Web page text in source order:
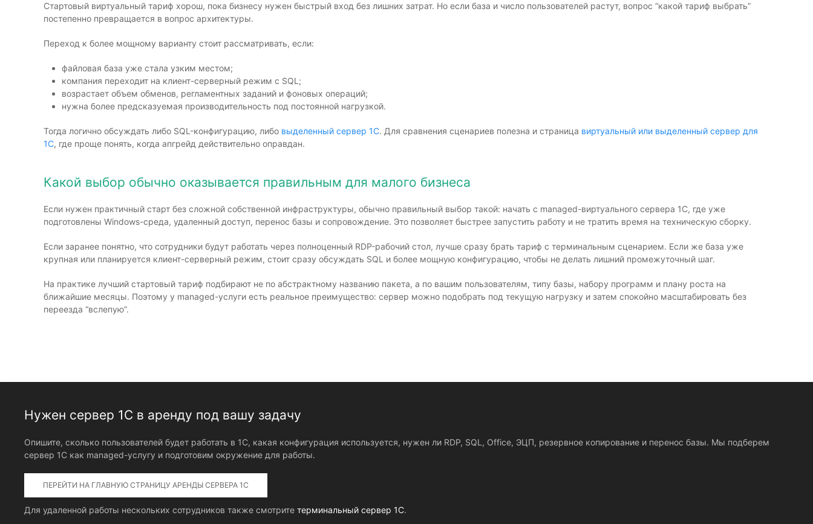
Стартовый виртуальный тариф хорош, пока бизнесу нужен быстрый вход без лишних затрат. Но если база и число пользователей растут, вопрос “какой тариф выбрать”
постепенно превращается в вопрос архитектуры.
Переход к более мощному варианту стоит рассматривать, если:
файловая база уже стала узким местом;
компания переходит на клиент-серверный режим с SQL;
возрастает объем обменов, регламентных заданий и фоновых операций;
нужна более предсказуемая производительность под постоянной нагрузкой.
Тогда логично обсуждать либо SQL-конфигурацию, либо выделенный сервер 1С. Для сравнения сценариев полезна и страница виртуальный или выделенный сервер для
1С, где проще понять, когда апгрейд действительно оправдан.
Какой выбор обычно оказывается правильным для малого бизнеса
Если нужен практичный старт без сложной собственной инфраструктуры, обычно правильный выбор такой: начать с managed-виртуального сервера 1С, где уже
подготовлены Windows-среда, удаленный доступ, перенос базы и сопровождение. Это позволяет быстрее запустить работу и не тратить время на техническую сборку.
Если заранее понятно, что сотрудники будут работать через полноценный RDP-рабочий стол, лучше сразу брать тариф с терминальным сценарием. Если же база уже
крупная или планируется клиент-серверный режим, стоит сразу обсуждать SQL и более мощную конфигурацию, чтобы не делать лишний промежуточный шаг.
На практике лучший стартовый тариф подбирают не по абстрактному названию пакета, а по вашим пользователям, типу базы, набору программ и плану роста на
ближайшие месяцы. Поэтому у managed-услуги есть реальное преимущество: сервер можно подобрать под текущую нагрузку и затем спокойно масштабировать без
переезда “вслепую”.
Нужен сервер 1С в аренду под вашу задачу
Опишите, сколько пользователей будет работать в 1С, какая конфигурация используется, нужен ли RDP, SQL, Office, ЭЦП, резервное копирование и перенос базы. Мы подберем
сервер 1С как managed-услугу и подготовим окружение для работы.
ПЕРЕЙТИ НА ГЛАВНУЮ СТРАНИЦУ АРЕНДЫ СЕРВЕРА 1С
Для удаленной работы нескольких сотрудников также смотрите терминальный сервер 1С.